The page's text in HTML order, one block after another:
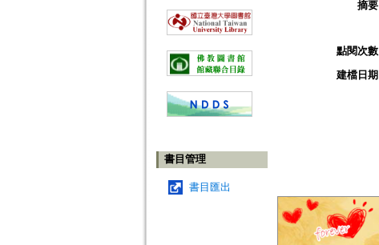
書目管理
書目匯出
摘要
點閱次數
建檔日期